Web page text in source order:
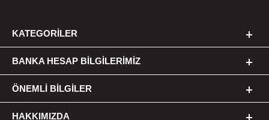
KATEGORILER
BANKA HESAP BILGILERIMIZ
ÖNEMLI BILGILER
HAKKIMIZDA